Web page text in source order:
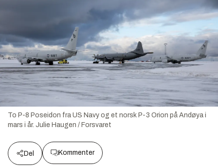
To P-8 Poseidon fra US Navy og et norsk P-3 Orion på Andøya i
mars i år. Julie Haugen / Forsvaret
Del Kommenter